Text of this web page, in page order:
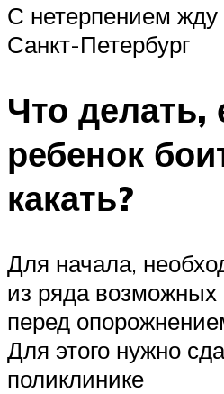
С нетерпением жду
Санкт-Петербург
Что делать,
ребенок
какать?
Для начала,
из ряда возможных
перед
Для этого нужно
поликлинике